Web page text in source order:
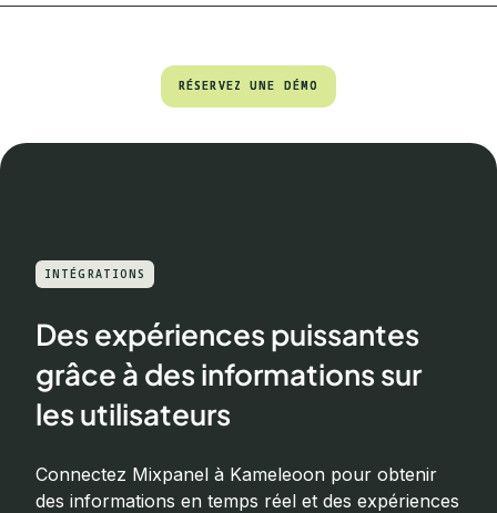
RÉSERVEZ UNE DÉMO
RÉSERVEZ UNE DÉMO
INTÉGRATIONS
Des expériences puissantes
grâce à des informations sur
les utilisateurs
Connectez Mixpanel à Kameleoon pour obtenir
des informations en temps réel et des expériences